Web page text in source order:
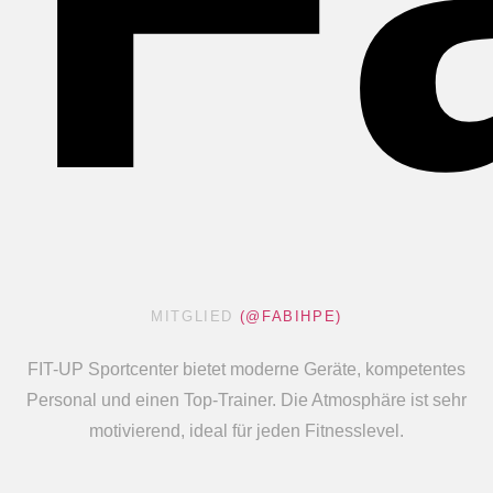
MITGLIED (@FABIHPE)
FIT-UP Sportcenter bietet moderne Geräte, kompetentes
Personal und einen Top-Trainer. Die Atmosphäre ist sehr
motivierend, ideal für jeden Fitnesslevel.